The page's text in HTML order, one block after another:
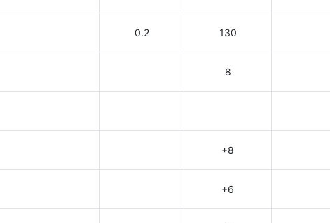
0.2 130
8
+8
+6